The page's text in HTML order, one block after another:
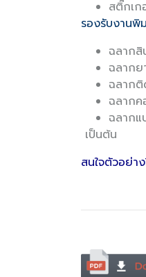
สติ๊กเก
รองรับงานพิ
ฉลากสิ
ฉลาก
ฉลาก
ฉลากค
ฉลากแ
เป็นต้น
สนใจตัวอย่า